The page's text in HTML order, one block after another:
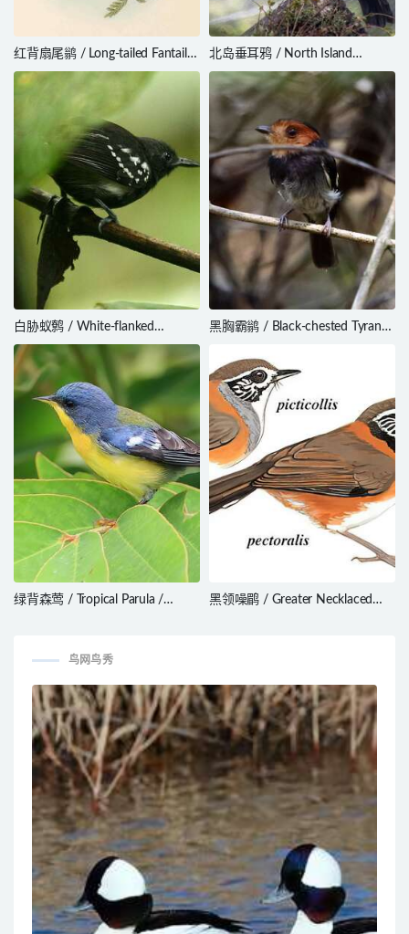
红背扇尾鹟 / Long-tailed Fantail /
Rhipidura opistherythra
北岛垂耳鸦 / North Island
Kokako / Callaeas wilsoni
白胁蚁鹩 / White-flanked
Antwren / Myrmotherula axillaris
黑胸霸鹟 / Black-chested Tyrant /
绿背森莺 / Tropical Parula /
黑领噪鹛 / Greater Necklaced
鸟网鸟秀